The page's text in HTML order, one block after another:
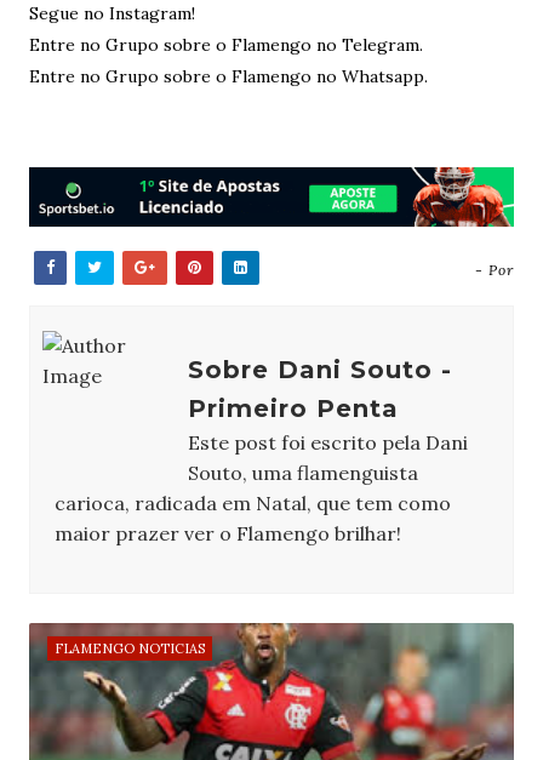
Segue no Instagram!
Entre no Grupo sobre o Flamengo no Telegram.
Entre no Grupo sobre o Flamengo no Whatsapp.
- Por
Sobre Dani Souto -
Primeiro Penta
Este post foi escrito pela Dani
Souto, uma flamenguista
carioca, radicada em Natal, que tem como
maior prazer ver o Flamengo brilhar!
FLAMENGO NOTICIAS